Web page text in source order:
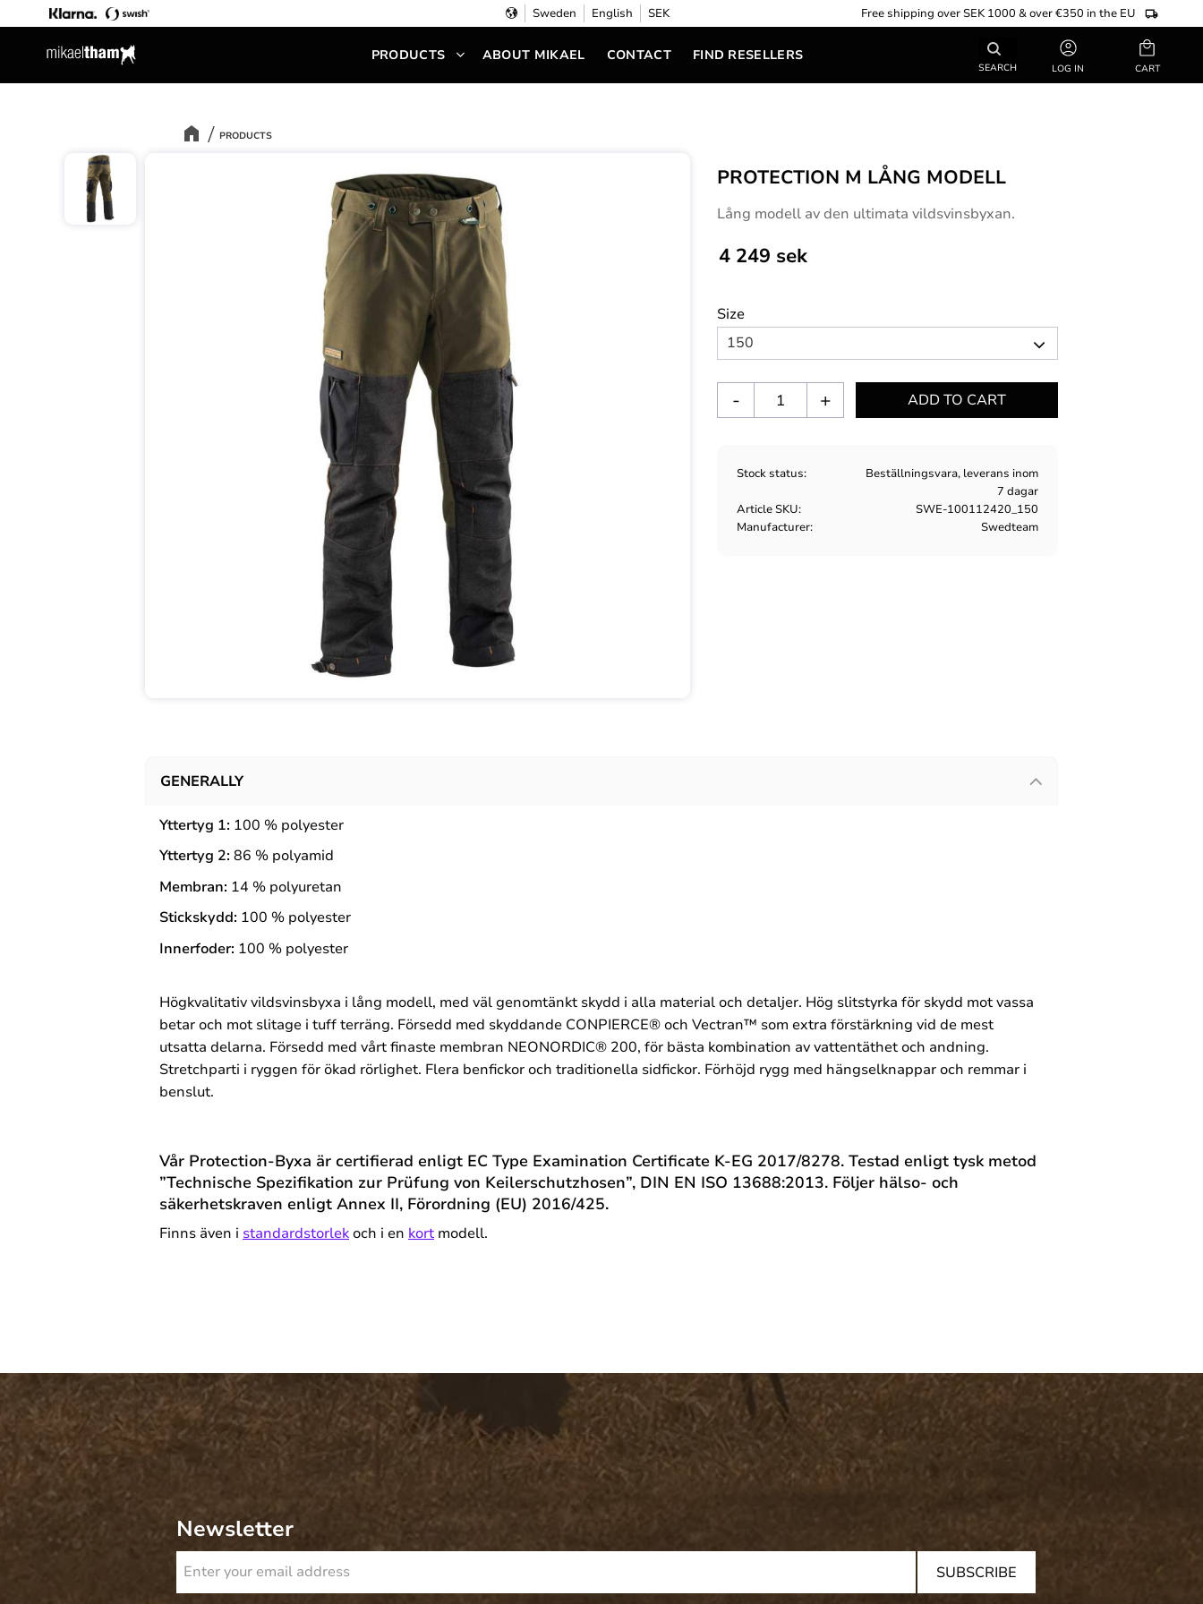
Sweden English SEK Free shipping over SEK 1000 & over €350 in the EU
SEARCH
PRODUCTS ABOUT MIKAEL CONTACT FIND RESELLERS
LOG IN
Basket
PRODUCTS
PROTECTION M LÅNG MODELL
Lång modell av den ultimata vildsvinsbyxan.
4 249 sek
Size
+
-
Stock status
Beställningsvara, leverans inom
7 dagar
Article SKU
SWE-100112420_150
Manufacturer
Swedteam
GENERALLY
Yttertyg 1: 100 % polyester
Yttertyg 2: 86 % polyamid
Membran: 14 % polyuretan
Stickskydd: 100 % polyester
Innerfoder: 100 % polyester
Högkvalitativ vildsvinsbyxa i lång modell, med väl genomtänkt skydd i alla material och detaljer. Hög slitstyrka för skydd mot vassa
betar och mot slitage i tuff terräng. Försedd med skyddande CONPIERCE® och Vectran™ som extra förstärkning vid de mest
utsatta delarna. Försedd med vårt finaste membran NEONORDIC® 200, för bästa kombination av vattentäthet och andning.
Stretchparti i ryggen för ökad rörlighet. Flera benfickor och traditionella sidfickor. Förhöjd rygg med hängselknappar och remmar i
benslut.
Vår Protection-Byxa är certifierad enligt EC Type Examination Certificate K-EG 2017/8278. Testad enligt tysk metod
”Technische Spezifikation zur Prüfung von Keilerschutzhosen”, DIN EN ISO 13688:2013. Följer hälso- och
säkerhetskraven enligt Annex II, Förordning (EU) 2016/425.
Finns även i standardstorlekoch i en kort modell.
Newsletter
SUBSCRIBE